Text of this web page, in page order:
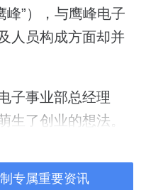
峰”），与鹰峰电子
人员构成方面却并
子事业部总经理
生了创业的想法。
鹰峰有限”）在洪英
专属重要资讯